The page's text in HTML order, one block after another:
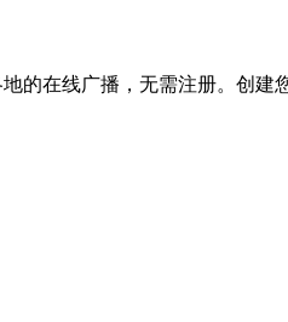
的在线广播，无需注册。创建